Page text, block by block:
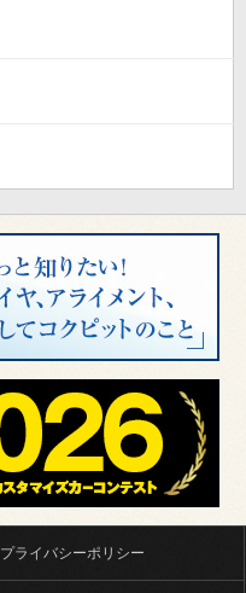
プライバシーポリシー